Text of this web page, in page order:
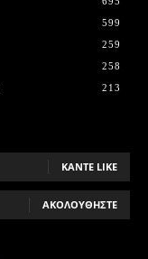
599
259
258
213
ΚΆΝΤΕ LIKE
ΑΚΟΛΟΥΘΉΣΤΕ